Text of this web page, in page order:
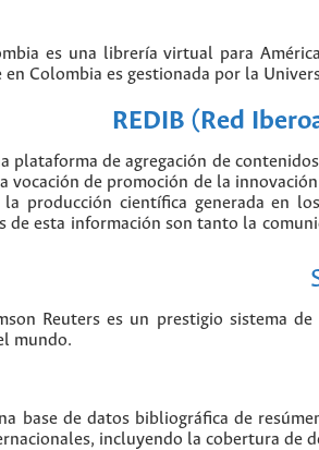
es una librería virtual para
Colombia es gestionada por la
REDIB (Red
plataforma de agregación de
vocación de promoción de la
producción científica generada en
de esta información son tanto la
Reuters es un prestigio sistema
mundo.
base de datos bibliográfica de
incluyendo la cobertura de